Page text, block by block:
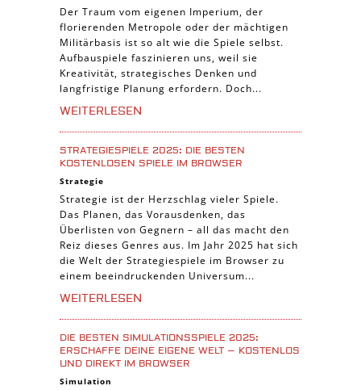
Der Traum vom eigenen Imperium, der
florierenden Metropole oder der mächtigen
Militärbasis ist so alt wie die Spiele selbst.
Aufbauspiele faszinieren uns, weil sie
Kreativität, strategisches Denken und
langfristige Planung erfordern. Doch...
WEITERLESEN
STRATEGIESPIELE 2025: DIE BESTEN
KOSTENLOSEN SPIELE IM BROWSER
Strategie
Strategie ist der Herzschlag vieler Spiele.
Das Planen, das Vorausdenken, das
Überlisten von Gegnern – all das macht den
Reiz dieses Genres aus. Im Jahr 2025 hat sich
die Welt der Strategiespiele im Browser zu
einem beeindruckenden Universum...
WEITERLESEN
DIE BESTEN SIMULATIONSSPIELE 2025:
ERSCHAFFE DEINE EIGENE WELT – KOSTENLOS
UND DIREKT IM BROWSER
Simulation